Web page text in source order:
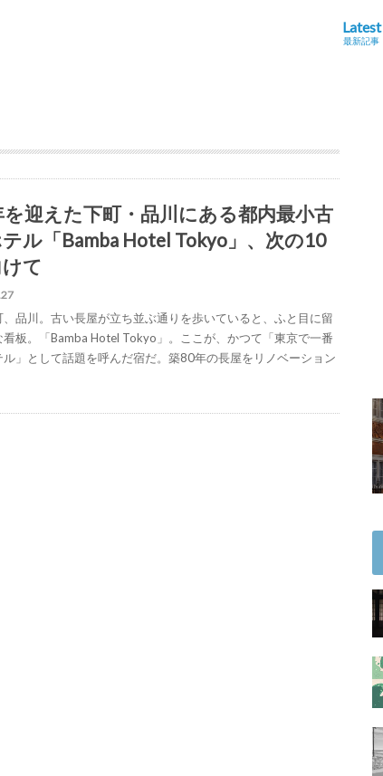
Latest
最新記事
を迎えた下町・品川にある都内最小古
テル「Bamba Hotel Tokyo」、次の10
て
、品川。古い長屋が立ち並ぶ通りを歩いていると、ふと目に留
看板。「Bamba Hotel Tokyo」。ここが、かつて「東京で一番
ル」として話題を呼んだ宿だ。築80年の長屋をリノベーション